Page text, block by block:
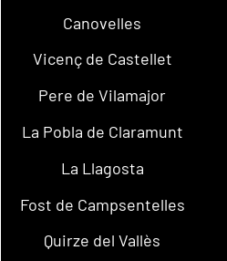
Canovelles
Vicenç de Castellet
Pere de Vilamajor
La Pobla de Claramunt
La Llagosta
Fost de Campsentelles
Quirze del Vallès